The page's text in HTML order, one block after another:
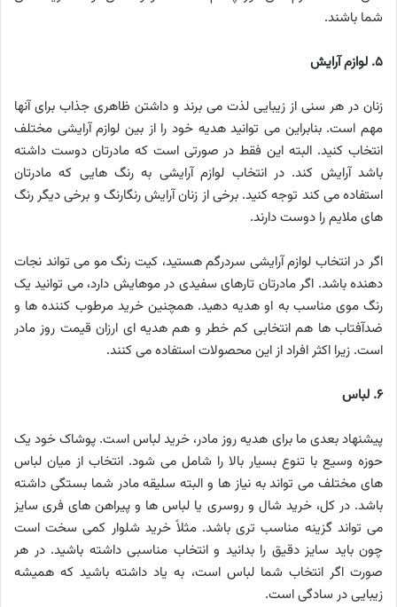
شما باشند.
۵. لوازم آرایش
زنان در هر سنی از زیبایی لذت می برند و داشتن ظاهری جذاب برای آنها
مهم است. بنابراین می توانید هدیه خود را از بین لوازم آرایشی مختلف
انتخاب کنید. البته این فقط در صورتی است که مادرتان دوست داشته
باشد آرایش کند. در انتخاب لوازم آرایشی به رنگ هایی که مادرتان
استفاده می کند توجه کنید. برخی از زنان آرایش رنگارنگ و برخی دیگر رنگ
های ملایم را دوست دارند.
اگر در انتخاب لوازم آرایشی سردرگم هستید، کیت رنگ مو می تواند نجات
دهنده باشد. اگر مادرتان تارهای سفیدی در موهایش دارد، می توانید یک
رنگ موی مناسب به او هدیه دهید. همچنین خرید مرطوب کننده ها و
ضدآفتاب ها هم انتخابی کم خطر و هم هدیه ای ارزان قیمت روز مادر
است. زیرا اکثر افراد از این محصولات استفاده می کنند.
۶. لباس
پیشنهاد بعدی ما برای هدیه روز مادر، خرید لباس است. پوشاک خود یک
حوزه وسیع با تنوع بسیار بالا را شامل می شود. انتخاب از میان لباس
های مختلف می تواند به نیاز ها و البته سلیقه مادر شما بستگی داشته
باشد. در کل، خرید شال و روسری یا لباس ها و پیراهن های فری سایز
می تواند گزینه مناسب تری باشد. مثلاً خرید شلوار کمی سخت است
چون باید سایز دقیق را بدانید و انتخاب مناسبی داشته باشید. در هر
صورت اگر انتخاب شما لباس است، به یاد داشته باشید که همیشه
زیبایی در سادگی است.